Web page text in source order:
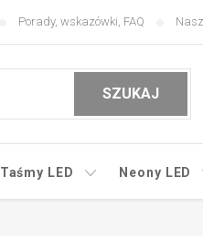
Porady, wskazówki, FAQ
SZUKAJ
Taśmy LED Neony LED